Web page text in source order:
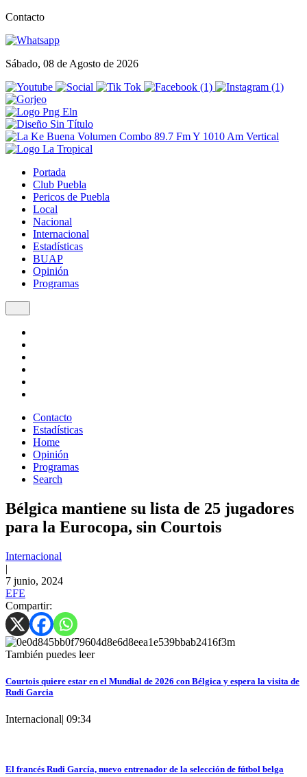
Contacto
Sábado, 08 de Agosto de 2026
Portada
Club Puebla
Pericos de Puebla
Local
Nacional
Internacional
Estadísticas
BUAP
Opinión
Programas
Contacto
Estadísticas
Home
Opinión
Programas
Search
Bélgica mantiene su lista de 25 jugadores
para la Eurocopa, sin Courtois
Internacional
|
7 junio, 2024
EFE
Compartir:
También puedes leer
Courtois quiere estar en el Mundial de 2026 con Bélgica y espera la visita de
Rudi Garcia
Internacional| 09:34
El francés Rudi García, nuevo entrenador de la selección de fútbol belga